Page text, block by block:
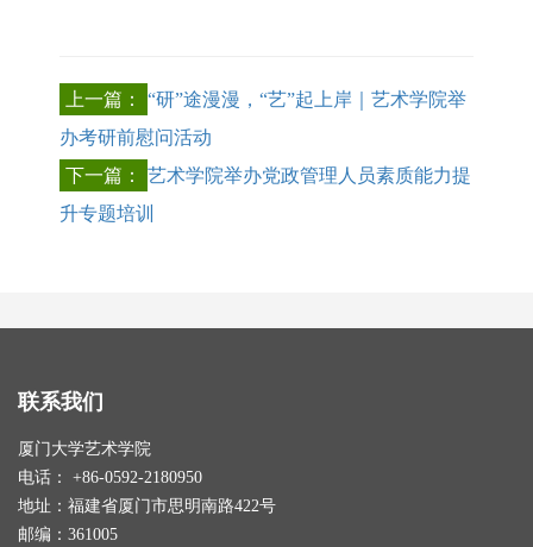
上一篇：
“研”途漫漫，“艺”起上岸｜艺术学院举
办考研前慰问活动
下一篇：
艺术学院举办党政管理人员素质能力提
升专题培训
联系我们
厦门大学艺术学院
电话： +86-0592-2180950
地址：福建省厦门市思明南路422号
邮编：361005